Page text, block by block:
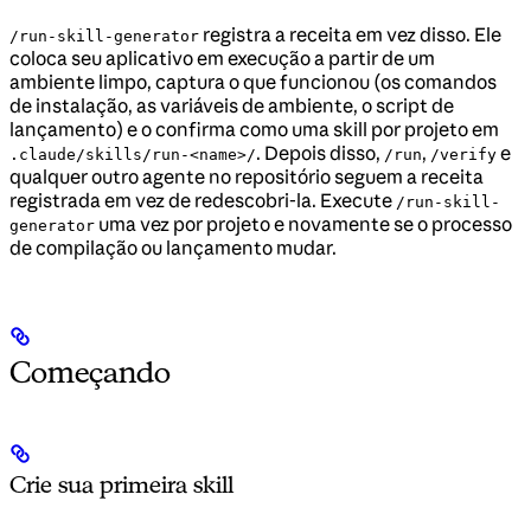
/run-skill-generator registra a receita em vez disso. Ele
coloca seu aplicativo em execução a partir de um
ambiente limpo, captura o que funcionou (os comandos
de instalação, as variáveis de ambiente, o script de
lançamento) e o confirma como uma skill por projeto em
.claude/skills/run-<name>/. Depois disso, /run, /verify e
qualquer outro agente no repositório seguem a receita
registrada em vez de redescobri-la. Execute /run-skill-
generator uma vez por projeto e novamente se o processo
de compilação ou lançamento mudar.
Começando
Crie sua primeira skill